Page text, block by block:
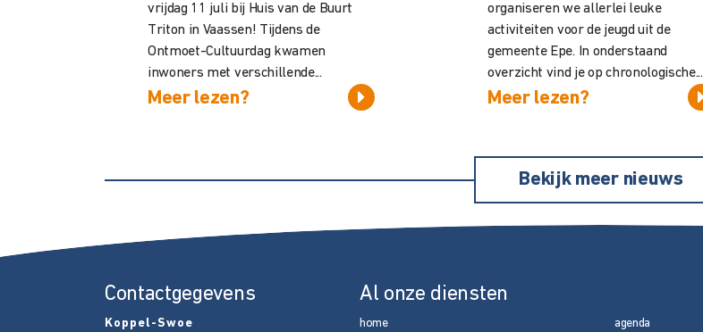
vrijdag 11 juli bij Huis van de Buurt
Triton in Vaassen! Tijdens de
Ontmoet-Cultuurdag kwamen
inwoners met verschillende...
Meer lezen?
organiseren we allerlei leuke
activiteiten voor de jeugd uit de
gemeente Epe. In onderstaand
overzicht vind je op chronologische...
Meer lezen?
Bekijk meer nieuws
Contactgegevens
Koppel-Swoe
Al onze diensten
home agenda